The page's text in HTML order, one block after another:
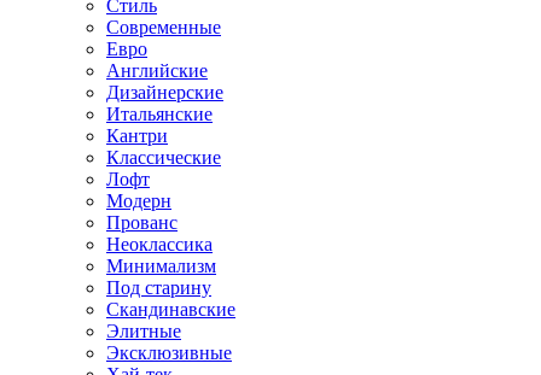
Стиль
Современные
Евро
Английские
Дизайнерские
Итальянские
Кантри
Классические
Лофт
Модерн
Прованс
Неоклассика
Минимализм
Под старину
Скандинавские
Элитные
Эксклюзивные